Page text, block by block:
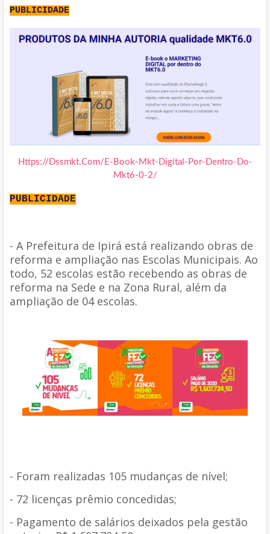
PUBLICIDADE
Https://Dssmkt.Com/E-Book-Mkt-Digital-Por-Dentro-Do-
Mkt6-0-2/
PUBLICIDADE
- A Prefeitura de Ipirá está realizando obras de
reforma e ampliação nas Escolas Municipais. Ao
todo, 52 escolas estão recebendo as obras de
reforma na Sede e na Zona Rural, além da
ampliação de 04 escolas.
- Foram realizadas 105 mudanças de nível;
- 72 licenças prêmio concedidas;
- Pagamento de salários deixados pela gestão